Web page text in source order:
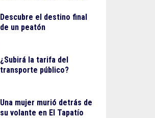
Descubre el destino final
de un peatón
¿Subirá la tarifa del
transporte público?
Una mujer murió detrás de
su volante en El Tapatío